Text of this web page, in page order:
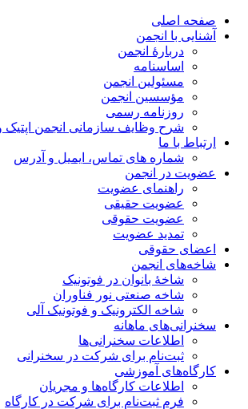
صفحه اصلی
آشنایی با انجمن
دربارۀ انجمن
اساسنامه
مسئولین انجمن
مؤسسین انجمن
روزنامه رسمی
شرح وظایف سازمانی انجمن اپتیک و
ارتباط با ما
شماره های تماس، ایمیل و آدرس
عضویت در انجمن
راهنمای عضویت
عضویت حقیقی
عضویت حقوقی
تمدید عضویت
اعضای حقوقی
شاخه‌های انجمن
شاخۀ بانوان در فوتونیک
شاخه صنعتی نور فناوران
شاخه‌ الکترونیک و فوتونیک آلی
سخنرانی‌های ماهانه
اطلاعات سخنرانی‌‌ها
ثبت‌نام برای شرکت در سخنرانی
کارگاه‌های آموزشی
اطلاعات کارگاه‌ها و مجریان
فرم ثبت‌نام برای شرکت در کارگاه